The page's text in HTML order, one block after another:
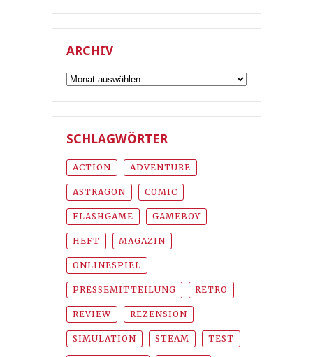
ARCHIV
Archiv
SCHLAGWÖRTER
ACTION ADVENTURE
ASTRAGON COMIC
FLASHGAME GAMEBOY
HEFT MAGAZIN
ONLINESPIEL
PRESSEMITTEILUNG RETRO
REVIEW REZENSION
SIMULATION STEAM TEST